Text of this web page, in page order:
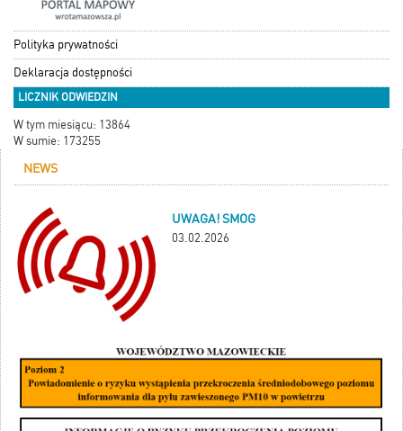
Polityka prywatności
Deklaracja dostępności
LICZNIK ODWIEDZIN
W tym miesiącu: 13864
W sumie: 173255
NEWS
UWAGA! SMOG
03.02.2026